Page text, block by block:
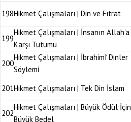
198Hikmet Çalışmaları | Din ve Fıtrat
199
Hikmet Çalışmaları | İnsanın Allah’a
Karşı Tutumu
200
Hikmet Çalışmaları | İbrahimî Dinler
Söylemi
201Hikmet Çalışmaları | Tek Din İslam
202
Hikmet Çalışmaları | Büyük Ödül İçin
Büyük Bedel